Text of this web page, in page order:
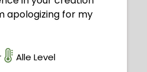
apologizing for my
Alle Level